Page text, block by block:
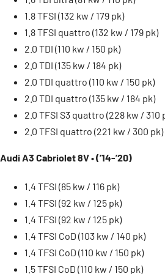
1.8 TFSI (132 kw / 179 pk)
1.8 TFSI quattro (132 kw / 179 pk)
2.0 TDI (110 kw / 150 pk)
2.0 TDI (135 kw / 184 pk)
2.0 TDI quattro (110 kw / 150 pk)
2.0 TDI quattro (135 kw / 184 pk)
2.0 TFSI S3 quattro (228 kw / 310
2.0 TFSI quattro (221 kw / 300 pk)
Audi A3 Cabriolet 8V • (’14-’20)
1.4 TFSI (85 kw / 116 pk)
1.4 TFSI (92 kw / 125 pk)
1.4 TFSI (92 kw / 125 pk)
1.4 TFSI CoD (103 kw / 140 pk)
1.4 TFSI CoD (110 kw / 150 pk)
1.5 TFSI CoD (110 kw / 150 pk)